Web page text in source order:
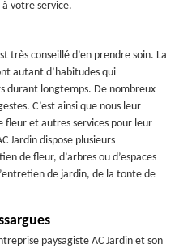
votre service.
très conseillé d’en prendre soin. La
autant d’habitudes qui
durant longtemps. De nombreux
C’est ainsi que nous leur
fleur et autres services pour leur
Jardin dispose plusieurs
de fleur, d’arbres ou d’espaces
de jardin, de la tonte de
paysagiste AC Jardin et son